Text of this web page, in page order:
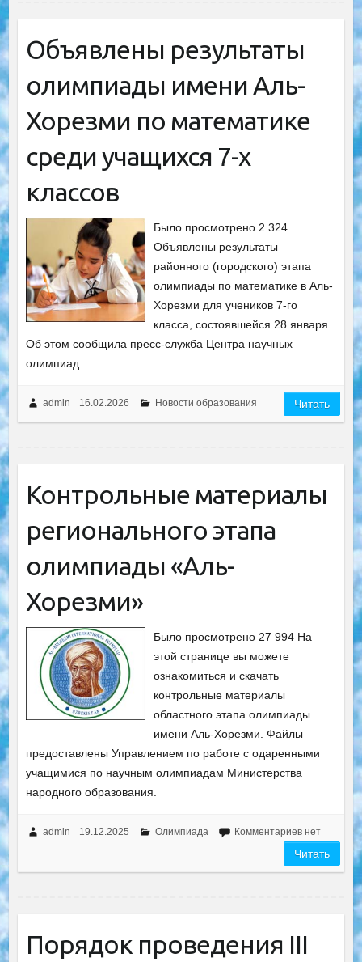
Объявлены результаты
олимпиады имени Аль-
Хорезми по математике
среди учащихся 7-х
классов
Было просмотрено 2 324
Объявлены результаты
районного (городского) этапа
олимпиады по математике в Аль-
Хорезми для учеников 7-го
класса, состоявшейся 28 января.
Об этом сообщила пресс-служба Центра научных
олимпиад.
admin 16.02.2026 Новости образования Читать
Контрольные материалы
регионального этапа
олимпиады «Аль-
Хорезми»
Было просмотрено 27 994 На
этой странице вы можете
ознакомиться и скачать
контрольные материалы
областного этапа олимпиады
имени Аль-Хорезми. Файлы
предоставлены Управлением по работе с одаренными
учащимися по научным олимпиадам Министерства
народного образования.
admin 19.12.2025 Олимпиада Комментариев нет
Читать
Порядок проведения III